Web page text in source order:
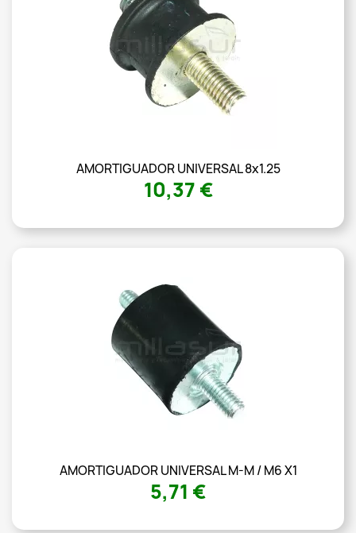
AMORTIGUADOR UNIVERSAL 8x1.25
10,37 €
AMORTIGUADOR UNIVERSAL M-M / M6 X1
5,71 €